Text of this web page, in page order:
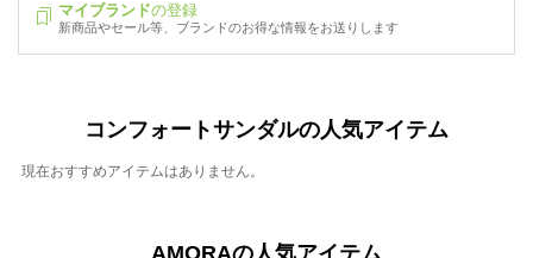
マイブランドの登録
新商品やセール等、ブランドのお得な情報をお送りします
コンフォートサンダルの人気アイテム
現在おすすめアイテムはありません。